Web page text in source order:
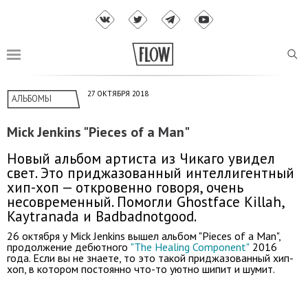
АЛЬБОМЫ 27 ОКТЯБРЯ 2018
Mick Jenkins "Pieces of a Man"
Новый альбом артиста из Чикаго увидел
свет. Это приджазованный интеллигентный
хип-хоп — откровенно говоря, очень
несовременный. Помогли Ghostface Killah,
Kaytranada и Badbadnotgood.
26 октября у Mick Jenkins вышел альбом "Pieces of a Man",
продолжение дебютного "The Healing Component" 2016
года. Если вы не знаете, то это такой приджазованный хип-
хоп, в котором постоянно что-то уютно шипит и шумит.